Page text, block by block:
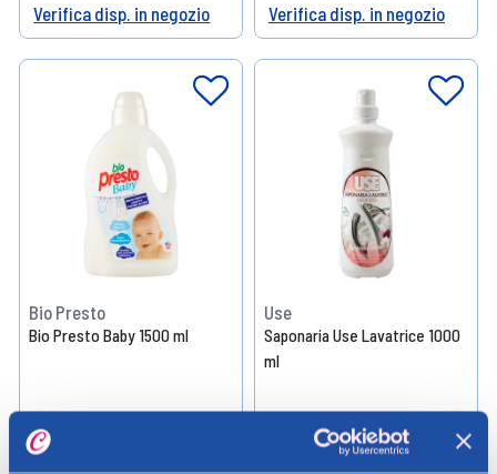
Help
Verifica disp. in negozio
Help
Verifica disp. in negozio
Bio Presto
Bio Presto Baby 1500 ml
5,49 €
1.5LT (3,66 € / LT)
Use
Saponaria Use Lavatrice 1000
ml
5,10 €
1LT (5,10 € / LT)